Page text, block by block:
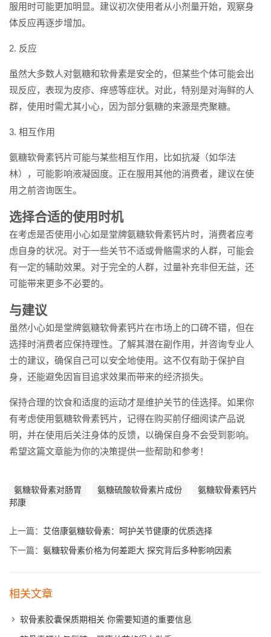
服用时可能更加明显。建议初次使用者从小剂量开始，观察身
体反应再逐步增加。
2. 反应
虽然大多数人对氨糖和软骨素是安全的，但某些个体可能会出
现反应，表现为皮疹、痒感等症状。对此，特别是对海鲜的人
群，使用时需尤其小心，因为部分氨糖的来源是壳聚糖。
3. 相互作用
氨糖软骨素钙片可能与某些相互作用，比如抗凝（如华法
林），可能影响液凝固度。正在服用其他的消费者，建议在使
用之前咨询医生。
选择合适的使用时机
在考虑是否使用小心如是堂牌氨糖软骨素钙片时，消费者应考
虑自身的状况。对于一些关节不适或骨骼需求的人群，可能会
有一定的辅助效果。对于完全的人群，过量补充非但无益，还
可能带来更多不必要的。
与建议
虽然小心如是堂牌氨糖软骨素钙片在市场上的口碑不错，但在
选择时消费者应保持理性。了解其潜在副作用，并咨询专业人
士的建议，确保自己可以安全地使用。这不仅有助于保护自
身，还能避免因盲目追求效果而带来的经济损失。
保持合理的饮食和适度的运动才是维护关节的佳选择。如果你
有考虑使用氨糖软骨素钙片，记得在购买前仔细阅读产品说
明，并在使用后关注身体的反馈，以确保自身不会受到影响。
希望这篇文章能为你的决策提供一些帮助和参考！
氨糖软骨素对肠胃 氨糖硫酸软骨素片成份
氨糖软骨素钙片
邦康
上一篇： 艾倍康氨糖软骨素：呵护关节健康的优质选择
下一篇： 氨糖软骨素价格为何差距大 探究背后多种影响因素
相关文章
软骨素胶囊保质期相关 你需要知道的重要信息